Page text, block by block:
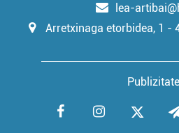
lea-
Arretxinaga etorbidea, 1 -